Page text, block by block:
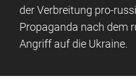
der Verbreitung pro-
Propaganda nach dem
Angriff auf die Ukraine.